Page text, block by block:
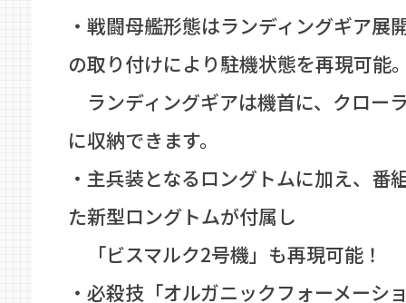
・戦闘母艦形態はランディングギア展
の取り付けにより駐機状態を再現可能
ランディングギアは機首に、クロー
に収納できます。
・主兵装となるロングトムに加え、番
た新型ロングトムが付属し
「ビスマルク2号機」も再現可能！
・必殺技「オルガニックフォーメーシ